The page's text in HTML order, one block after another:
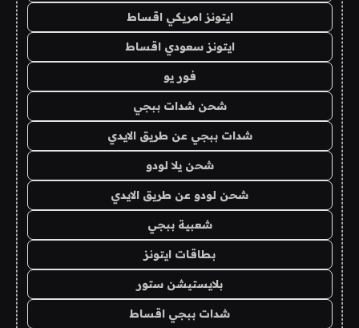
ايتونز امريكي اقساط
ايتونز سعودي اقساط
فور يو
شحن شدات ببجي
شدات ببجي عن طريق الايدي
شحن يلا لودو
شحن لودو عن طريق الايدي
شعبية ببجي
بطاقات ايتونز
بلايستيشن ستور
شدات ببجي اقساط